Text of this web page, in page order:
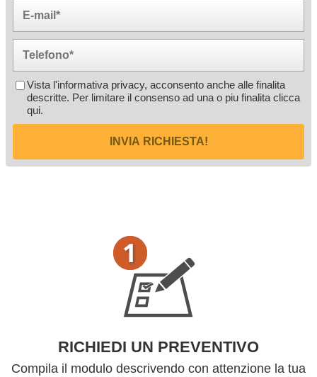
Vista l'informativa privacy, acconsento anche alle finalita
descritte. Per limitare il consenso ad una o piu finalita clicca
qui.
INVIA RICHIESTA!
RICHIEDI UN PREVENTIVO
Compila il modulo descrivendo con attenzione la tua